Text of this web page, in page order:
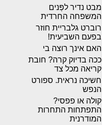
מבט נדיר לפְּנים
המשפחה החרדית
רוברט גלבריית חוזר
בפעם השביעית!
האם אינך רוצה בי
ככה בדיוק קרה? חובת
קריאה מכל צד
חשיכה נראית. ספורט
הנפש
קולה או פפסי?
התפתחות התחרות
המודרנית